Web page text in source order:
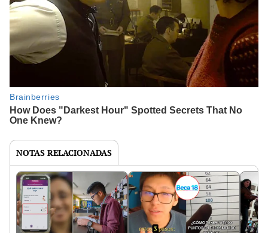
NOTAS RELACIONADAS